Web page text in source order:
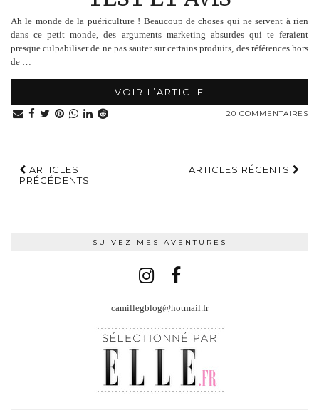
Ah le monde de la puériculture ! Beaucoup de choses qui ne servent à rien
dans ce petit monde, des arguments marketing absurdes qui te feraient
presque culpabiliser de ne pas sauter sur certains produits, des références hors
de …
VOIR L’ARTICLE
20 COMMENTAIRES
ARTICLES
PRÉCÉDENTS
ARTICLES RÉCENTS
SUIVEZ MES AVENTURES
camillegblog@hotmail.fr